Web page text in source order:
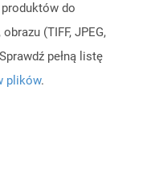
do
(TIFF, JPEG,
pełną listę
plików.